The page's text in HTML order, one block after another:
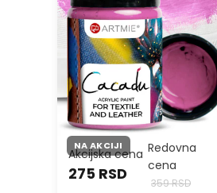
NA AKCIJI
Akcijska cena
275 RSD
Redovna
cena
359 RSD